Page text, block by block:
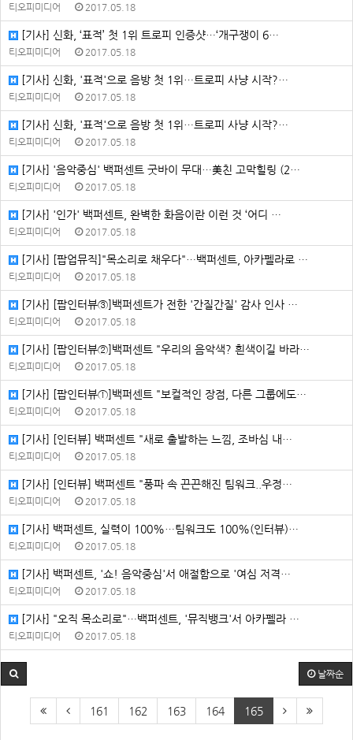
티오피미디어 2017.05.18
[기사] 신화, ‘표적’ 첫 1위 트로피 인증샷…‘개구쟁이 6…
티오피미디어 2017.05.18
[기사] 신화, '표적'으로 음방 첫 1위…트로피 사냥 시작?…
티오피미디어 2017.05.18
[기사] 신화, '표적'으로 음방 첫 1위…트로피 사냥 시작?…
티오피미디어 2017.05.18
[기사] '음악중심' 백퍼센트 굿바이 무대…美친 고막힐링 (2…
티오피미디어 2017.05.18
[기사] '인가' 백퍼센트, 완벽한 화음이란 이런 것 ‘어디 …
티오피미디어 2017.05.18
[기사] [팝업뮤직]"목소리로 채우다"…백퍼센트, 아카펠라로 …
티오피미디어 2017.05.18
[기사] [팝인터뷰③]백퍼센트가 전한 '간질간질' 감사 인사 …
티오피미디어 2017.05.18
[기사] [팝인터뷰②]백퍼센트 "우리의 음악색? 흰색이길 바라…
티오피미디어 2017.05.18
[기사] [팝인터뷰①]백퍼센트 "보컬적인 장점, 다른 그룹에도…
티오피미디어 2017.05.18
[기사] [인터뷰] 백퍼센트 "새로 출발하는 느낌, 조바심 내…
티오피미디어 2017.05.18
[기사] [인터뷰] 백퍼센트 "풍파 속 끈끈해진 팀워크..우정…
티오피미디어 2017.05.18
[기사] 백퍼센트, 실력이 100%…팀워크도 100%(인터뷰)…
티오피미디어 2017.05.18
[기사] 백퍼센트, '쇼! 음악중심'서 애절함으로 '여심 저격…
티오피미디어 2017.05.18
[기사] "오직 목소리로"…백퍼센트, '뮤직뱅크'서 아카펠라 …
티오피미디어 2017.05.18
날짜순
161 162 163 164 165